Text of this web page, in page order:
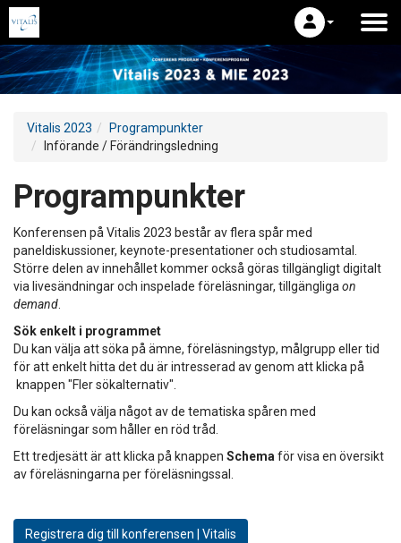
Vitalis 2023
Programpunkter
Införande / Förändringsledning
Programpunkter
Konferensen på Vitalis 2023 består av flera spår med
paneldiskussioner, keynote-presentationer och studiosamtal.
Större delen av innehållet kommer också göras tillgängligt digitalt
via livesändningar och inspelade föreläsningar, tillgängliga on
demand
Sök enkelt i programmet
Du kan välja att söka på ämne, föreläsningstyp, målgrupp eller tid
för att enkelt hitta det du är intresserad av genom att klicka på
knappen "Fler sökalternativ".
Du kan också välja något av de tematiska spåren med
föreläsningar som håller en röd tråd.
Ett tredjesätt är att klicka på knappen Schema för visa en översikt
av föreläsningarna per föreläsningssal.
Registrera dig till konferensen | Vitalis